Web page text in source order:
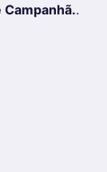
Campanhã..